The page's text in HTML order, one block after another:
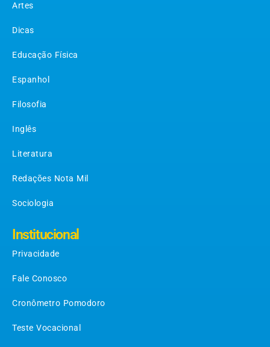
Artes
Dicas
Educação Física
Espanhol
Filosofia
Inglês
Literatura
Redações Nota Mil
Sociologia
Institucional
Privacidade
Fale Conosco
Cronômetro Pomodoro
Teste Vocacional